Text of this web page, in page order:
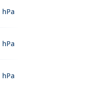
hPa
hPa
hPa